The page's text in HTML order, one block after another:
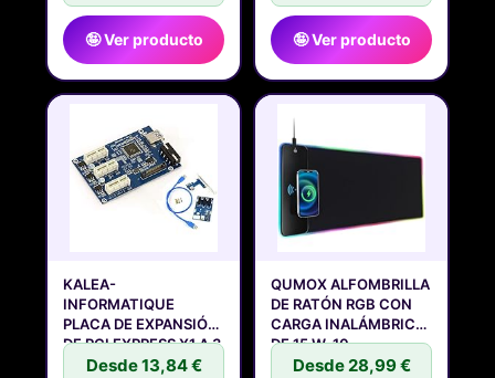
🤪 Ver producto 🤪 Ver producto
KALEA-
INFORMATIQUE
PLACA DE EXPANSIÓN
DE PCI EXPRESS X1 A 3
PCIEDesde 13,84 €
QUMOX ALFOMBRILLA
DE RATÓN RGB CON
CARGA INALÁMBRICA
DE 15 W, 10
Desde 28,99 €